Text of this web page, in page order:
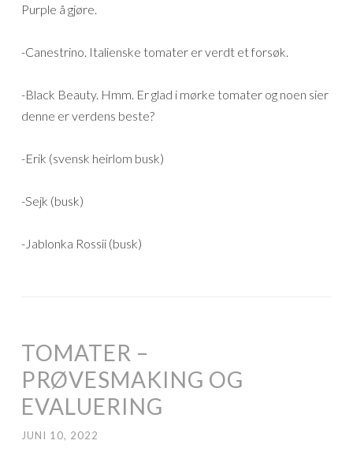
Purple å gjøre.
-Canestrino. Italienske tomater er verdt et forsøk.
-Black Beauty. Hmm. Er glad i mørke tomater og noen sier
denne er verdens beste?
-Erik (svensk heirlom busk)
-Sejk (busk)
-Jablonka Rossii (busk)
TOMATER –
PRØVESMAKING OG
EVALUERING
JUNI 10, 2022